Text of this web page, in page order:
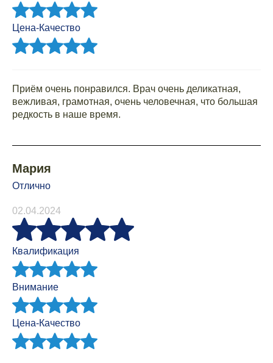
Цена-Качество
Приём очень понравился. Врач очень деликатная,
вежливая, грамотная, очень человечная, что большая
редкость в наше время.
Мария
Отлично
02.04.2024
Квалификация
Внимание
Цена-Качество